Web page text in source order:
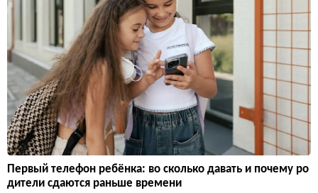
Первый телефон ребёнка: во сколько давать и почему ро
дители сдаются раньше времени